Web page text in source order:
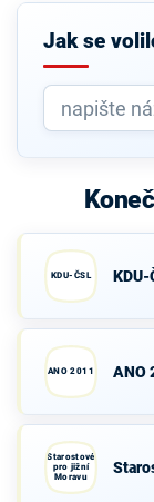
Jak se
KDU-ČSL KDU-
ANO 2011 ANO
Starostové
pro jižní
Moravu